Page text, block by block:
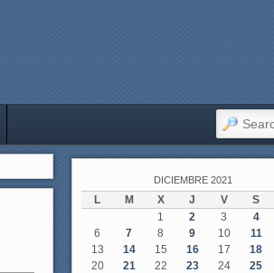
SEARCH
DICIEMBRE 2021
L M X J V S
1
2 3 4
6
7 8 9 10 11
13
14 15 16 17 18
20
21 22 23 24 25